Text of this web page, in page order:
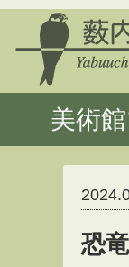
美術
恐